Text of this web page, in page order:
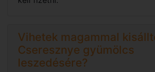
Vihetek magammal
Cseresznye gyümölcs
leszedésére?